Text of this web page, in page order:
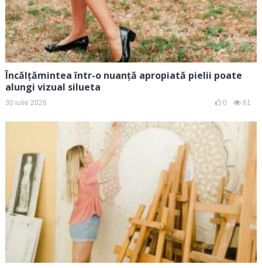
Încălțămintea într-o nuanță apropiată pielii poate
alungi vizual silueta
30 iulie 2026 0 61